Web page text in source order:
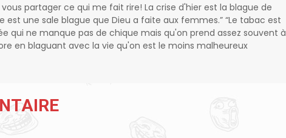
vous partager ce qui me fait rire! La crise d'hier est la blague de
est une sale blague que Dieu a faite aux femmes.” “Le tabac est
qui ne manque pas de chique mais qu'on prend assez souvent à
en blaguant avec la vie qu'on est le moins malheureux